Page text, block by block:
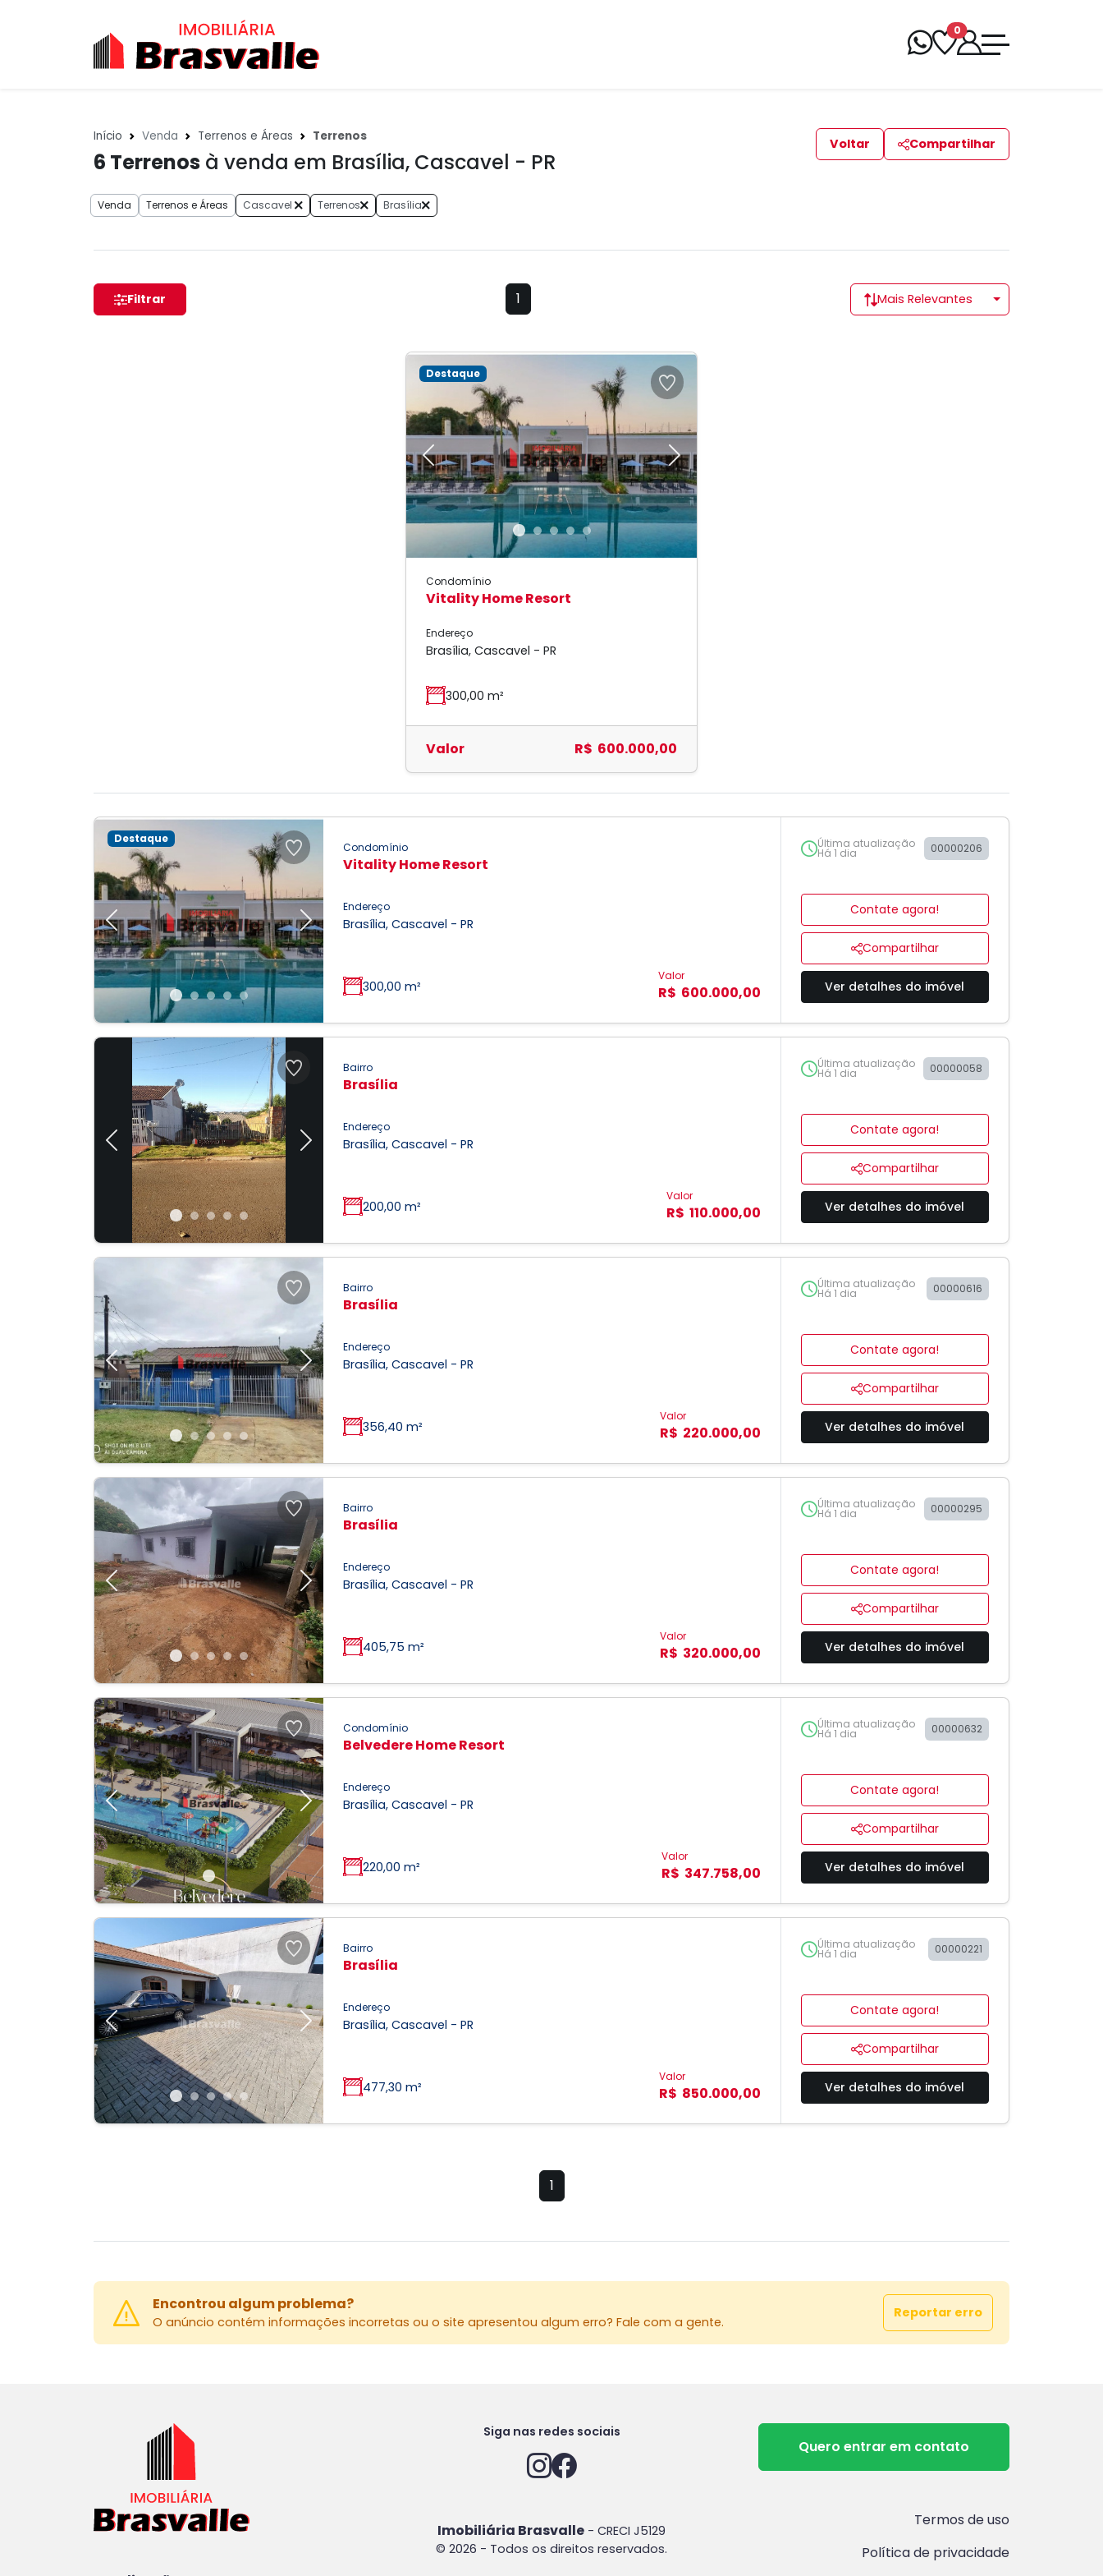
0
Início Venda Terrenos e Áreas Terrenos
6 Terrenos à venda em Brasília, Cascavel - PR
Voltar Compartilhar
Venda Terrenos e Áreas Cascavel Terrenos Brasília
Filtrar 1 Mais Relevantes
Previous Next
Destaque
Condomínio
Vitality Home Resort
Endereço
Brasília, Cascavel - PR
300,00 m²
Valor R$ 600.000,00
Previous Next
Destaque
Condomínio
Vitality Home Resort
Endereço
Brasília, Cascavel - PR
300,00 m²
Valor
R$ 600.000,00
Última atualização
Há 1 dia 00000206
Contate agora!
Compartilhar
Ver detalhes do imóvel
Previous Next
Bairro
Brasília
Endereço
Brasília, Cascavel - PR
200,00 m²
Valor
R$ 110.000,00
Última atualização
Há 1 dia 00000058
Contate agora!
Compartilhar
Ver detalhes do imóvel
Previous Next
Bairro
Brasília
Endereço
Brasília, Cascavel - PR
356,40 m²
Valor
R$ 220.000,00
Última atualização
Há 1 dia 00000616
Contate agora!
Compartilhar
Ver detalhes do imóvel
Previous Next
Bairro
Brasília
Endereço
Brasília, Cascavel - PR
405,75 m²
Valor
R$ 320.000,00
Última atualização
Há 1 dia 00000295
Contate agora!
Compartilhar
Ver detalhes do imóvel
Previous Next
Condomínio
Belvedere Home Resort
Endereço
Brasília, Cascavel - PR
220,00 m²
Valor
R$ 347.758,00
Última atualização
Há 1 dia 00000632
Contate agora!
Compartilhar
Ver detalhes do imóvel
Previous Next
Bairro
Brasília
Endereço
Brasília, Cascavel - PR
477,30 m²
Valor
R$ 850.000,00
Última atualização
Há 1 dia 00000221
Contate agora!
Compartilhar
Ver detalhes do imóvel
1
Encontrou algum problema?
O anúncio contém informações incorretas ou o site apresentou algum erro? Fale com a gente.
Reportar erro
Siga nas redes sociais
Imobiliária Brasvalle - CRECI J5129
© 2026 - Todos os direitos reservados.
Quero entrar em contato
Termos de uso
Política de privacidade